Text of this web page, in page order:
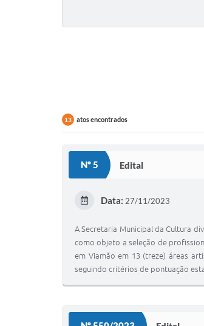
13 atos encontrados
Nº 5 Edital
Data: 27/11/2023
A Secretaria Municipal da Cultura
como objeto a seleção de
em Viamão em 13 (treze) áreas
seguindo critérios de pontuação